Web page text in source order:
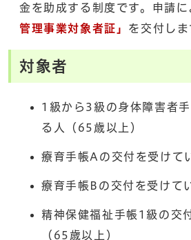
金を助成する制度です。申請に
管理事業対象者証」 を交付しま
対象者
1級から3級の身体障害者
る人（65歳以上）
療育手帳Aの交付を受けて
療育手帳Bの交付を受けて
精神保健福祉手帳1級の交
（65歳以上）